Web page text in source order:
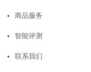
商品服务
智能评测
联系我们